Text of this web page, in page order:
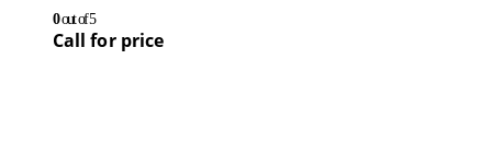
0out of 5
Call for price